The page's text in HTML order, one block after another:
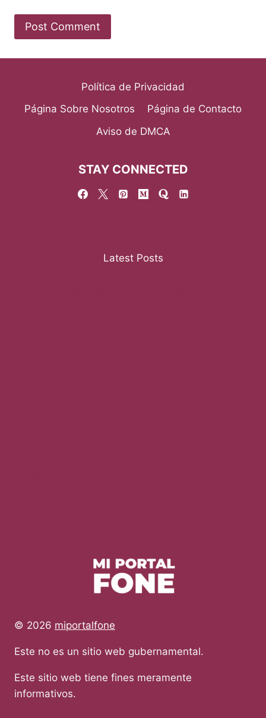
Política de Privacidad
Página Sobre Nosotros
Página de Contacto
Aviso de DMCA
STAY CONNECTED
Latest Posts
© 2026 miportalfone
Este no es un sitio web gubernamental.
Este sitio web tiene fines meramente
informativos.